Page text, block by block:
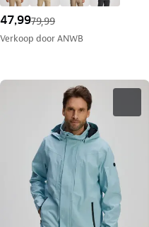
47,9979,99
Verkoop doorANWB